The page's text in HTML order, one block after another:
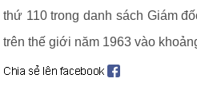
thứ 110 trong danh sách Giám
trên thế giới năm 1963 vào